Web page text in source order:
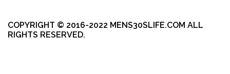
COPYRIGHT © 2016-2022 MENS30SLIFE.COM ALL
RIGHTS RESERVED.